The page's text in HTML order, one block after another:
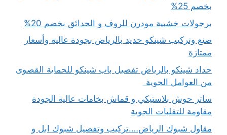
بخصم 25%
برجولات خشبية مودرن للروف و الحدائق بخصم 20%
صنع وتركيب شينكو حديد بالرياض بجودة عالية وأسعار
ممتازة
حداد شينكو بالرياض تفصيل باب شينكو للحماية القصوى
من العوامل الجوية
ساتر حوش بلاستيكي و قماش بخامات عالية الجودة
مقاومة للتقلبات الجوية
مقاول شبوك الرياض….تركيب وتفصيل شبوك ابل و